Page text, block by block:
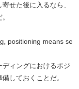
せた後に入るなら、
positioning means se
ィングにおけるポジ
しておくことだ。